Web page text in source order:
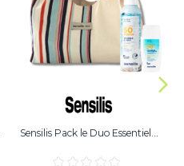
Sensilis Pack le Duo Essentiel...